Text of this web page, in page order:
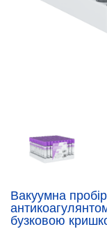
Вакуумна
бузковою